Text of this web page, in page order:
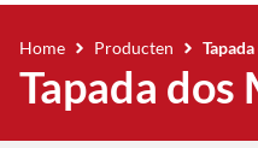
Home Producten
Tapada dos